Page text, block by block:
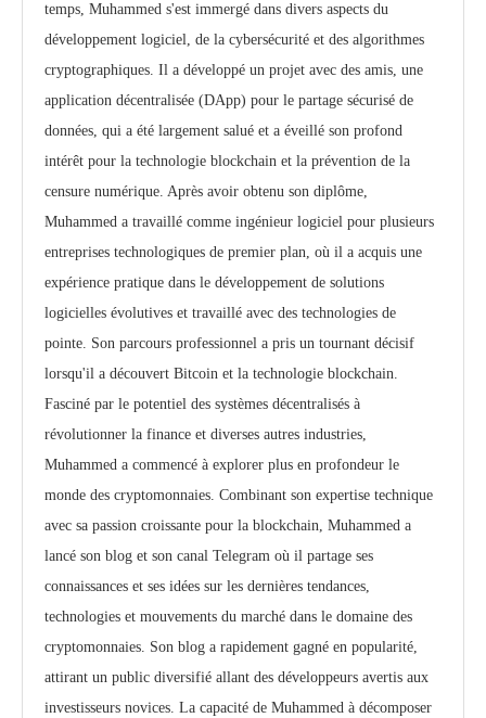
temps, Muhammed s'est immergé dans divers aspects du
développement logiciel, de la cybersécurité et des algorithmes
cryptographiques. Il a développé un projet avec des amis, une
application décentralisée (DApp) pour le partage sécurisé de
données, qui a été largement salué et a éveillé son profond
intérêt pour la technologie blockchain et la prévention de la
censure numérique. Après avoir obtenu son diplôme,
Muhammed a travaillé comme ingénieur logiciel pour plusieurs
entreprises technologiques de premier plan, où il a acquis une
expérience pratique dans le développement de solutions
logicielles évolutives et travaillé avec des technologies de
pointe. Son parcours professionnel a pris un tournant décisif
lorsqu'il a découvert Bitcoin et la technologie blockchain.
Fasciné par le potentiel des systèmes décentralisés à
révolutionner la finance et diverses autres industries,
Muhammed a commencé à explorer plus en profondeur le
monde des cryptomonnaies. Combinant son expertise technique
avec sa passion croissante pour la blockchain, Muhammed a
lancé son blog et son canal Telegram où il partage ses
connaissances et ses idées sur les dernières tendances,
technologies et mouvements du marché dans le domaine des
cryptomonnaies. Son blog a rapidement gagné en popularité,
attirant un public diversifié allant des développeurs avertis aux
investisseurs novices. La capacité de Muhammed à décomposer